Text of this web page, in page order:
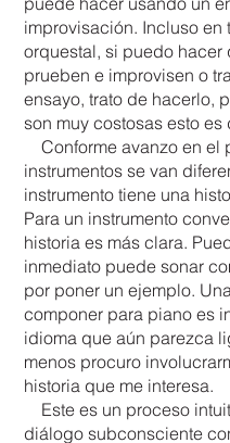
improvisación. Incluso
orquestal, si puedo
prueben e improvisen o
ensayo, trato de hacerlo,
son muy costosas esto es
Conforme avanzo en el
instrumentos se van
instrumento tiene una
Para un instrumento
historia es más clara.
inmediato puede sonar
por poner un ejemplo.
componer para piano es
idioma que aún parezca
menos procuro
historia que me interesa.
Este es un proceso
diálogo subconsciente